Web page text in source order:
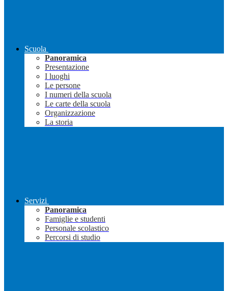
Scuola
Panoramica
Presentazione
I luoghi
Le persone
I numeri della scuola
Le carte della scuola
Organizzazione
La storia
Servizi
Panoramica
Famiglie e studenti
Personale scolastico
Percorsi di studio